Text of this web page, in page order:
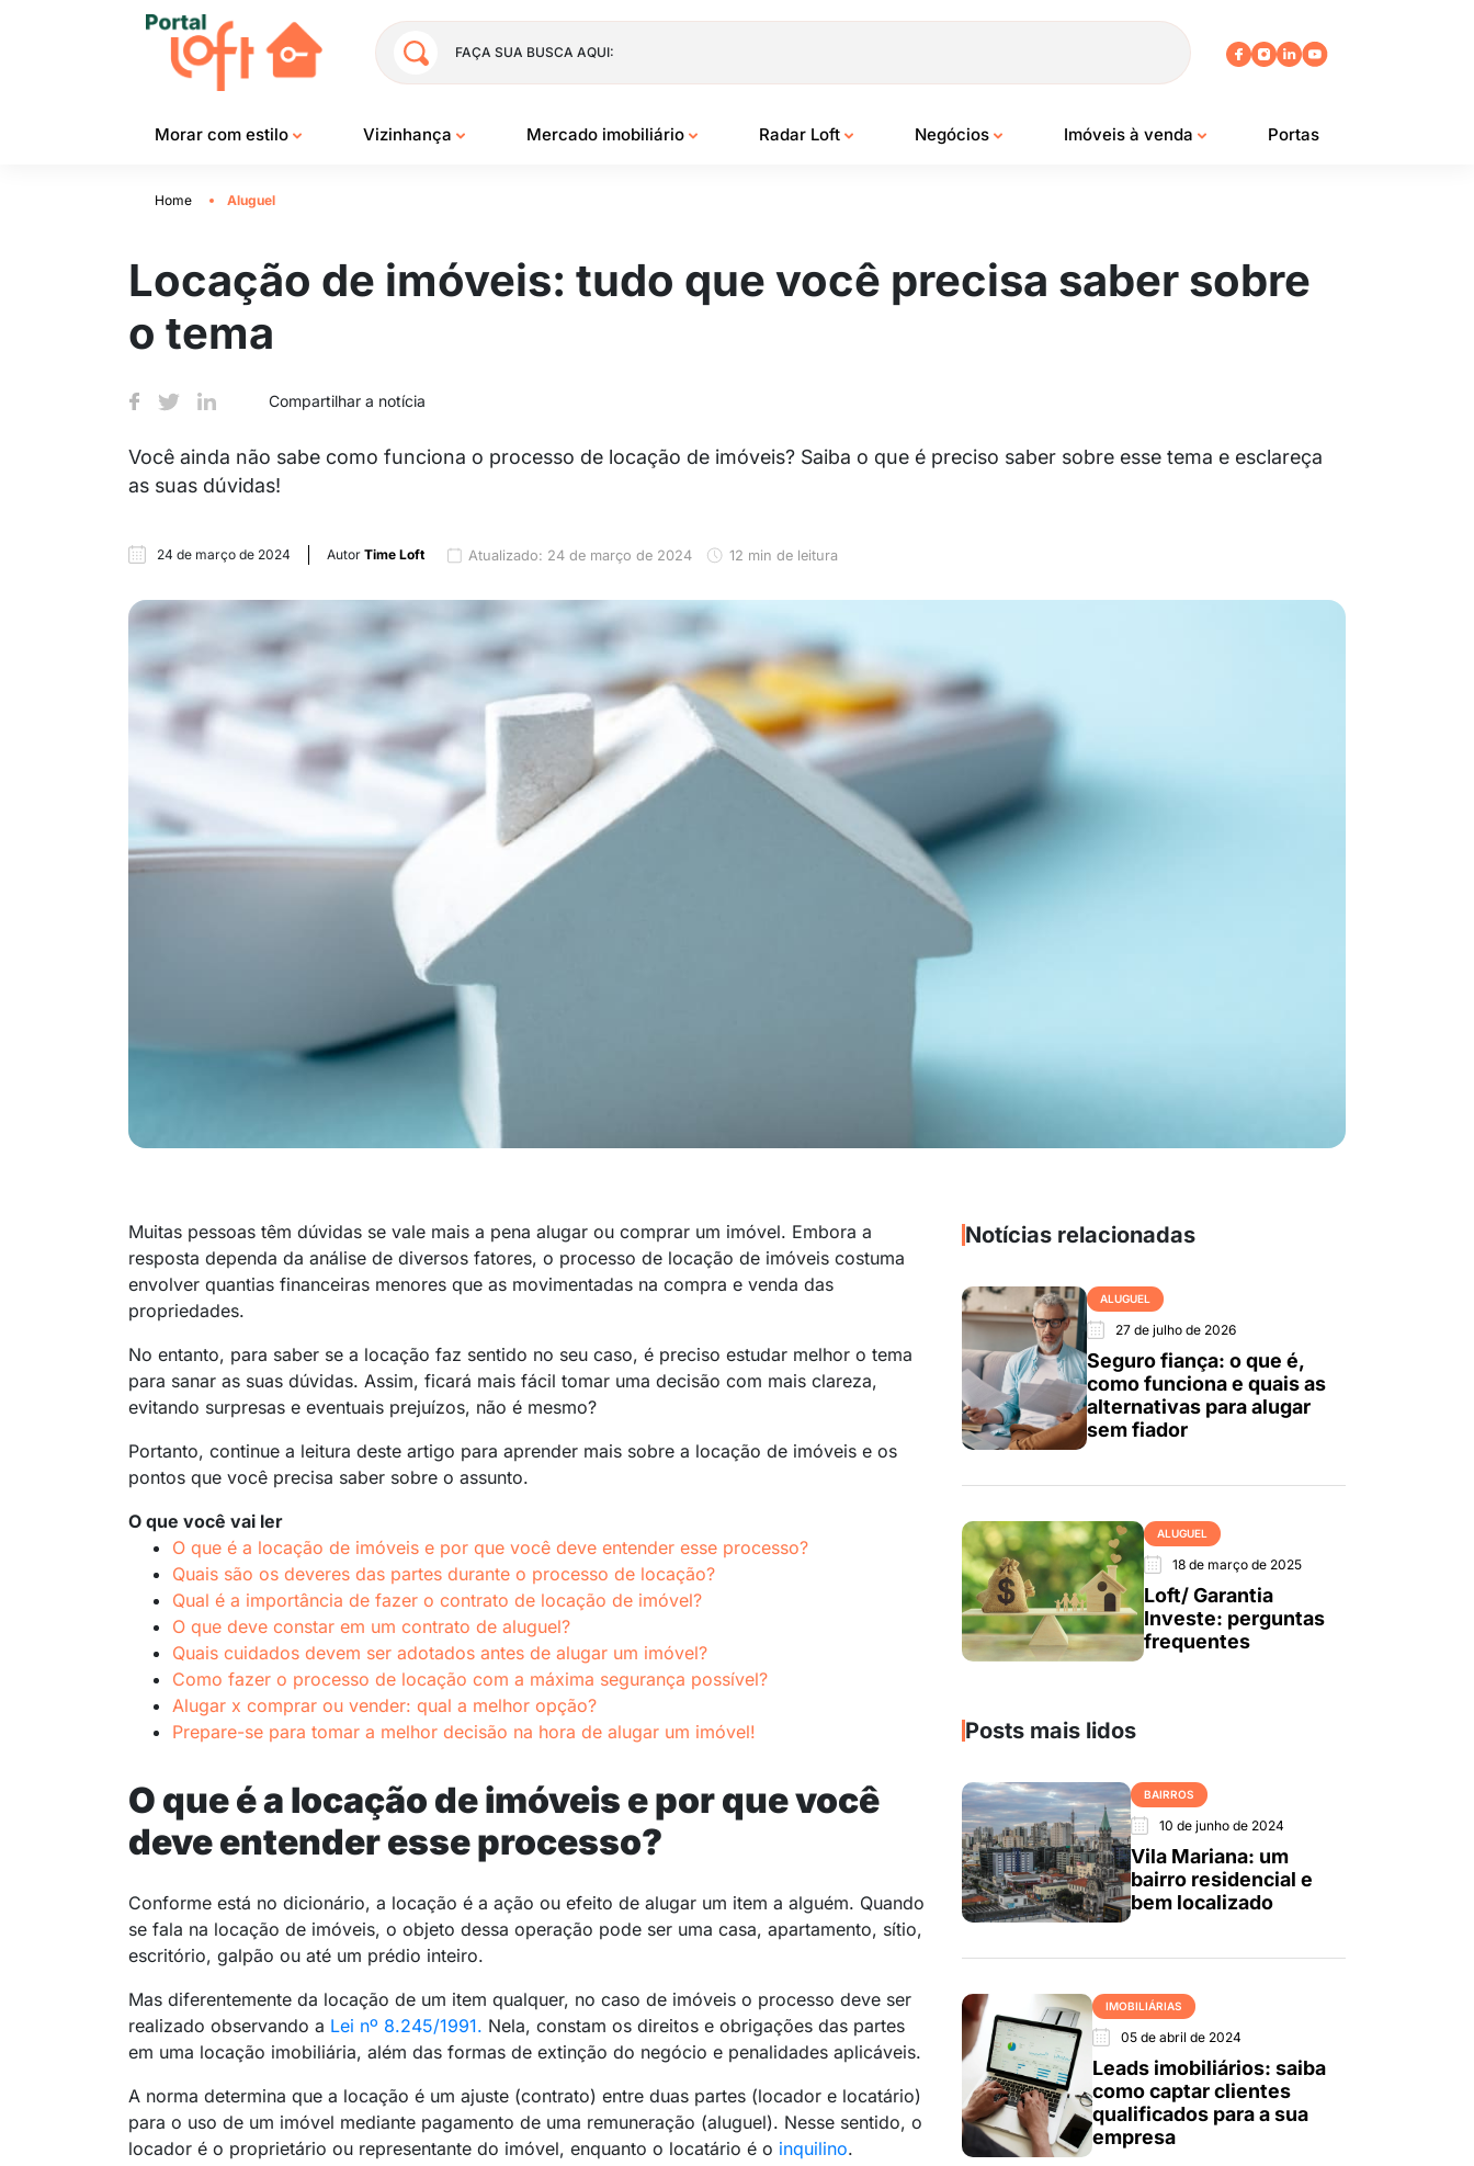
FAÇA SUA BUSCA AQUI:
Morar com estilo Vizinhança Mercado imobiliário Radar Loft Negócios Imóveis à venda Portas
Home Aluguel
Locação de imóveis: tudo que você precisa saber sobre
o tema
Compartilhar a notícia
Você ainda não sabe como funciona o processo de locação de imóveis? Saiba o que é preciso saber sobre esse tema e esclareça
as suas dúvidas!
24 de março de 2024 Autor Time Loft Atualizado: 24 de março de 2024 12 min de leitura
Muitas pessoas têm dúvidas se vale mais a pena alugar ou comprar um imóvel. Embora a
resposta dependa da análise de diversos fatores, o processo de locação de imóveis costuma
envolver quantias financeiras menores que as movimentadas na compra e venda das
propriedades.
No entanto, para saber se a locação faz sentido no seu caso, é preciso estudar melhor o tema
para sanar as suas dúvidas. Assim, ficará mais fácil tomar uma decisão com mais clareza,
evitando surpresas e eventuais prejuízos, não é mesmo?
Portanto, continue a leitura deste artigo para aprender mais sobre a locação de imóveis e os
pontos que você precisa saber sobre o assunto.
O que você vai ler
O que é a locação de imóveis e por que você deve entender esse processo?
Quais são os deveres das partes durante o processo de locação?
Qual é a importância de fazer o contrato de locação de imóvel?
O que deve constar em um contrato de aluguel?
Quais cuidados devem ser adotados antes de alugar um imóvel?
Como fazer o processo de locação com a máxima segurança possível?
Alugar x comprar ou vender: qual a melhor opção?
Prepare-se para tomar a melhor decisão na hora de alugar um imóvel!
O que é a locação de imóveis e por que você
deve entender esse processo?
Conforme está no dicionário, a locação é a ação ou efeito de alugar um item a alguém. Quando
se fala na locação de imóveis, o objeto dessa operação pode ser uma casa, apartamento, sítio,
escritório, galpão ou até um prédio inteiro.
Mas diferentemente da locação de um item qualquer, no caso de imóveis o processo deve ser
realizado observando a Lei nº 8.245/1991. Nela, constam os direitos e obrigações das partes
em uma locação imobiliária, além das formas de extinção do negócio e penalidades aplicáveis.
A norma determina que a locação é um ajuste (contrato) entre duas partes (locador e locatário)
para o uso de um imóvel mediante pagamento de uma remuneração (aluguel). Nesse sentido, o
locador é o proprietário ou representante do imóvel, enquanto o locatário é o inquilino.
Notícias relacionadas
ALUGUEL
27 de julho de 2026
Seguro fiança: o que é,
como funciona e quais as
alternativas para alugar
sem fiador
ALUGUEL
18 de março de 2025
Loft/ Garantia
Investe: perguntas
frequentes
Posts mais lidos
BAIRROS
10 de junho de 2024
Vila Mariana: um
bairro residencial e
bem localizado
IMOBILIÁRIAS
05 de abril de 2024
Leads imobiliários: saiba
como captar clientes
qualificados para a sua
empresa